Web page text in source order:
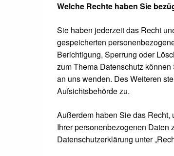
Welche Rechte haben Sie
Sie haben jederzeit das Recht
gespeicherten
Berichtigung, Sperrung oder
zum Thema Datenschutz
an uns wenden. Des Weiteren
Aufsichtsbehörde zu.
Außerdem haben Sie das Recht,
Ihrer personenbezogenen Daten
Datenschutzerklärung unter